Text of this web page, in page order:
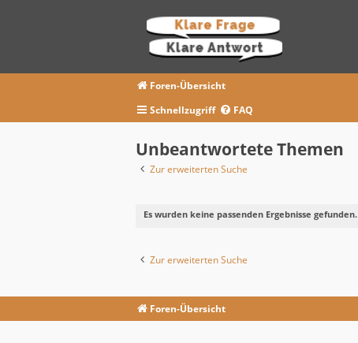
Foren-Übersicht
Schnellzugriff
FAQ
Unbeantwortete Themen
Zur erweiterten Suche
Es wurden keine passenden Ergebnisse gefunden.
Zur erweiterten Suche
Foren-Übersicht